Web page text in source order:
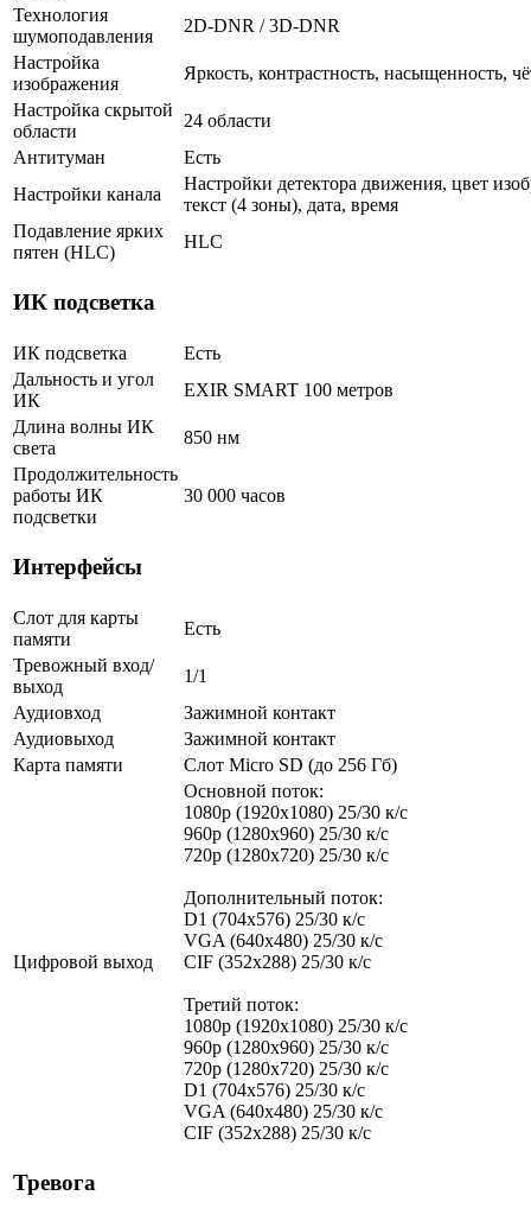
Технология
шумоподавления
2D-DNR / 3D-DNR
Настройка
изображения
Яркость, контрастность, насыщенность,
Настройка скрытой
области
24 области
Антитуман
Есть
Настройки канала
Настройки детектора движения, цвет
текст (4 зоны), дата, время
Подавление ярких
пятен (HLC)
HLC
ИК подсветка
ИК подсветка
Есть
Дальность и угол
ИК
EXIR SMART 100 метров
Длина волны ИК
света
850 нм
Продолжительность
работы ИК
подсветки
30 000 часов
Интерфейсы
Слот для карты
памяти
Есть
Тревожный вход/
выход
1/1
Аудиовход
Зажимной контакт
Аудиовыход
Зажимной контакт
Карта памяти
Слот Micro SD (до 256 Гб)
Цифровой выход
Основной поток:
1080p (1920х1080) 25/30 к/с
960р (1280х960) 25/30 к/с
720p (1280х720) 25/30 к/с
Дополнительный поток:
D1 (704x576) 25/30 к/с
VGA (640x480) 25/30 к/с
CIF (352x288) 25/30 к/с
Третий поток:
1080p (1920х1080) 25/30 к/с
960р (1280х960) 25/30 к/с
720p (1280х720) 25/30 к/с
D1 (704x576) 25/30 к/с
VGA (640x480) 25/30 к/с
CIF (352x288) 25/30 к/с
Тревога